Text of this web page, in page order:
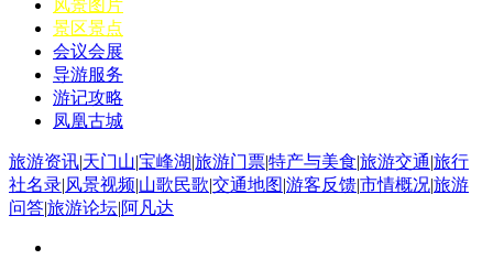
风景图片
景区景点
会议会展
导游服务
游记攻略
凤凰古城
旅游资讯|天门山|宝峰湖|旅游门票|特产与美食|旅游交通|旅行
社名录|风景视频|山歌民歌|交通地图|游客反馈|市情概况|旅游
问答|旅游论坛|阿凡达